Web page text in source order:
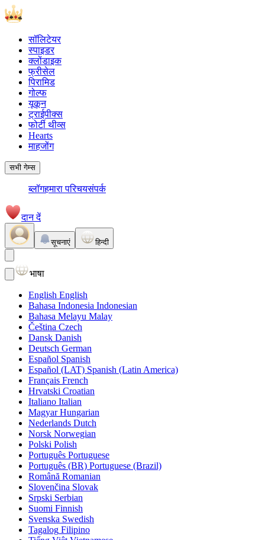
सॉलिटेयर
स्पाइडर
क्लोंडाइक
फ्रीसेल
पिरामिड
गोल्फ
यूकून
ट्राईपीक्स
फोर्टी थीव्स
Hearts
माहजोंग
सभी गेम्स
ब्लॉगहमारा परिचयसंपर्क
दान दें
सूचनाएं हिन्दी
भाषा
English English
Bahasa Indonesia Indonesian
Bahasa Melayu Malay
Čeština Czech
Dansk Danish
Deutsch German
Español Spanish
Español (LAT) Spanish (Latin America)
Français French
Hrvatski Croatian
Italiano Italian
Magyar Hungarian
Nederlands Dutch
Norsk Norwegian
Polski Polish
Português Portuguese
Português (BR) Portuguese (Brazil)
Română Romanian
Slovenčina Slovak
Srpski Serbian
Suomi Finnish
Svenska Swedish
Tagalog Filipino